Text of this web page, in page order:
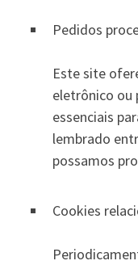
Pedidos
Este site
eletrônico ou
essenciais
lembrado
possamos
Cookies